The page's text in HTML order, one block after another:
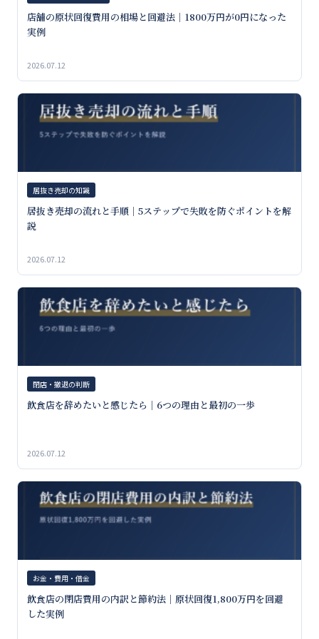
店舗の原状回復費用の相場と回避法｜1800万円が0円になった
実例
2026.07.12
居抜き売却の知識
居抜き売却の流れと手順｜5ステップで失敗を防ぐポイントを解
説
2026.07.12
閉店・撤退の判断
飲食店を辞めたいと感じたら｜6つの理由と最初の一歩
2026.07.12
お金・費用・借金
飲食店の閉店費用の内訳と節約法｜原状回復1,800万円を回避
した実例